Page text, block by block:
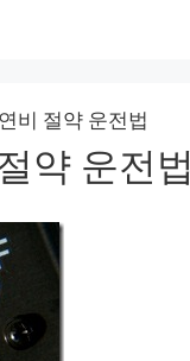
비 절약 운전법
약 운전법